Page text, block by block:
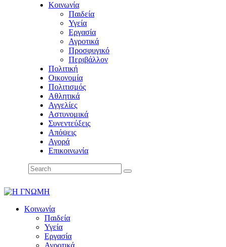
Κοινωνία
Παιδεία
Υγεία
Εργασία
Αγροτικά
Προσφυγικό
Περιβάλλον
Πολιτική
Οικονομία
Πολιτισμός
Αθλητικά
Αγγελίες
Αστυνομικά
Συνεντεύξεις
Απόψεις
Αγορά
Επικοινωνία
Κοινωνία
Παιδεία
Υγεία
Εργασία
Αγροτικά